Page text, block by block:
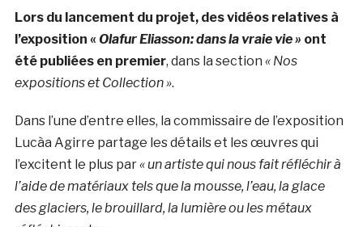
Lors du lancement du projet, des vidéos relatives à
l’exposition « Olafur Eliasson: dans la vraie vie » ont
été publiées en premier, dans la section « Nos
expositions et Collection ».
Dans l’une d’entre elles, la commissaire de l’exposition
Lucà­a Agirre partage les détails et les œuvres qui
l’excitent le plus par« un artiste qui nous fait réfléchir à
l’aide de matériaux tels que la mousse, l’eau, la glace
des glaciers, le brouillard, la lumière ou les métaux